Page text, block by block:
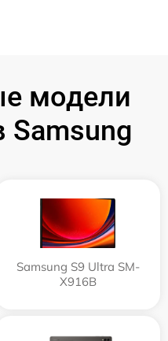
модели
Samsung S9 Ultra SM-
X916B